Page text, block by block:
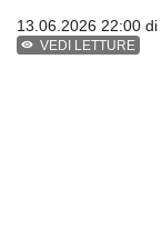
13.06.2026 22:00 di
VEDI LETTURE